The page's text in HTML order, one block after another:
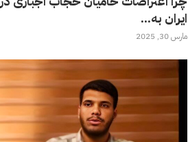
ایران به...
مارس 30, 2025